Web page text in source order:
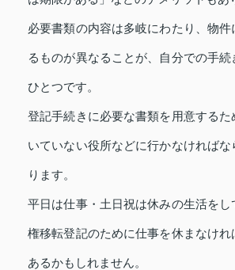
必要書類の内容は多岐にわたり、物
るものが異なることが、自分での手
ひとつです。
登記手続きに必要な書類を用意するた
いていない役所などに行かなければ
ります。
平日は仕事・土日祝は休みの生活を
権移転登記のために仕事を休まなけ
あるかもしれません。